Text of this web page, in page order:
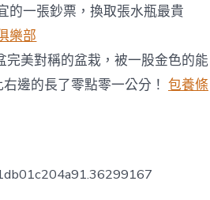
的一張鈔票，換取張水瓶最貴
樂部
完美對稱的盆栽，被一股金色的能
邊的長了零點零一公分！ 包養條